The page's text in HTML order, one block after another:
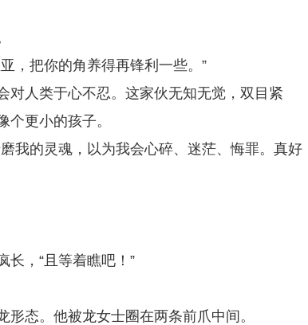
，把你的角养得再锋利一些。”
对人类于心不忍。这家伙无知无觉，双目紧
更小的孩子。
我的灵魂，以为我会心碎、迷茫、悔罪。真好
长，“且等着瞧吧！”
态。他被龙女士圈在两条前爪中间。